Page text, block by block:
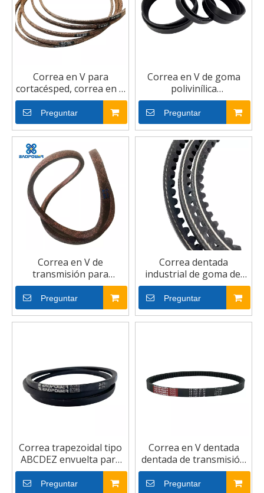
Correa en V para
cortacésped, correa en V
de goma de lona
agrícola de alta calidad
Preguntar
Correa en V de goma
polivinílica
antitransmisión de
transmisión
Preguntar
Correa en V de
transmisión para
cortacésped de caucho y
Kevlar 3L 4L 5L
Preguntar
Correa dentada
industrial de goma del
diente dentado de la
impulsión auto V
Preguntar
Correa trapezoidal tipo
ABCDEZ envuelta para
uso industrial y agrícola
Preguntar
Correa en V dentada
dentada de transmisión
de goma para
motocicleta
Preguntar